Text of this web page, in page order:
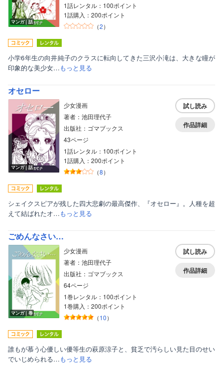
マンガ｜話
1話レンタル：100ポイント
1話購入：200ポイント
（2）
小学6年生の向井純子のクラスに転向してきた三沢小滝は、大きな瞳が
印象的な美少女…もっと見る
オセロー
マンガ｜話
少女漫画
著者：池田理代子
出版社：ゴマブックス
43ページ
1話レンタル：100ポイント
1話購入：200ポイント
（8）
試し読み
作品詳細
シェイクスピアが残した四大悲劇の最高傑作、『オセロー』。人種を超
えて結ばれたオ…もっと見る
ごめんなさい…
マンガ｜巻
少女漫画
著者：池田理代子
出版社：ゴマブックス
64ページ
1巻レンタル：100ポイント
1巻購入：200ポイント
（10）
試し読み
作品詳細
誰もが慕う心優しい優等生の萩原涼子と、貧乏で汚らしい見た目のせい
でいじめられる…もっと見る